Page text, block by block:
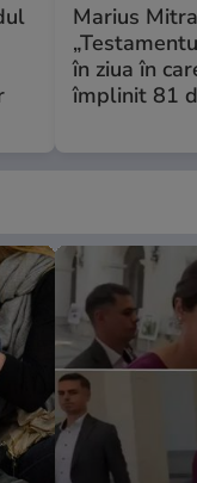
Marius
în ziua în
împlinit 81